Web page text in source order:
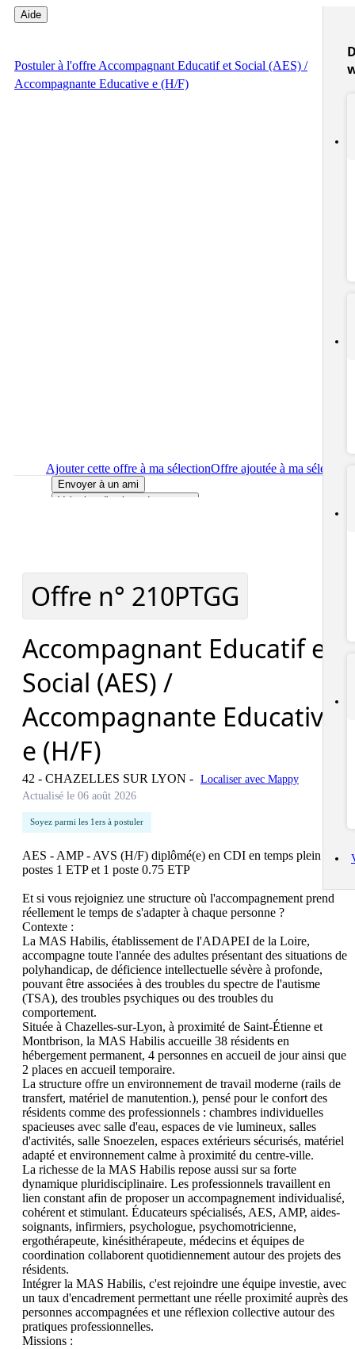
Aide
Postulerà l'offre Accompagnant Educatif et Social (AES) /
Accompagnante Educative e (H/F)
Ajouter cette offre à ma sélectionOffre ajoutée à ma sélection
Envoyer à un ami
Voir plus d'options de partage
le détail de l'offre Accompagnant Educatif et Social
Offre n° 210PTGG
Accompagnant Educatif et
Social (AES) /
Accompagnante Educative
e (H/F)
42 - CHAZELLES SUR LYON - Localiser avec Mappy
Actualisé le 06 août 2026
Soyez parmi les 1ers à postuler
AES - AMP - AVS (H/F) diplômé(e) en CDI en temps plein 2
postes 1 ETP et 1 poste 0.75 ETP
Et si vous rejoigniez une structure où l'accompagnement prend
réellement le temps de s'adapter à chaque personne ?
Contexte :
La MAS Habilis, établissement de l'ADAPEI de la Loire,
accompagne toute l'année des adultes présentant des situations de
polyhandicap, de déficience intellectuelle sévère à profonde,
pouvant être associées à des troubles du spectre de l'autisme
(TSA), des troubles psychiques ou des troubles du
comportement.
Située à Chazelles-sur-Lyon, à proximité de Saint-Étienne et
Montbrison, la MAS Habilis accueille 38 résidents en
hébergement permanent, 4 personnes en accueil de jour ainsi que
2 places en accueil temporaire.
La structure offre un environnement de travail moderne (rails de
transfert, matériel de manutention.), pensé pour le confort des
résidents comme des professionnels : chambres individuelles
spacieuses avec salle d'eau, espaces de vie lumineux, salles
d'activités, salle Snoezelen, espaces extérieurs sécurisés, matériel
adapté et environnement calme à proximité du centre-ville.
La richesse de la MAS Habilis repose aussi sur sa forte
dynamique pluridisciplinaire. Les professionnels travaillent en
lien constant afin de proposer un accompagnement individualisé,
cohérent et stimulant. Éducateurs spécialisés, AES, AMP, aides-
soignants, infirmiers, psychologue, psychomotricienne,
ergothérapeute, kinésithérapeute, médecins et équipes de
coordination collaborent quotidiennement autour des projets des
résidents.
Intégrer la MAS Habilis, c'est rejoindre une équipe investie, avec
un taux d'encadrement permettant une réelle proximité auprès des
personnes accompagnées et une réflexion collective autour des
pratiques professionnelles.
Missions :